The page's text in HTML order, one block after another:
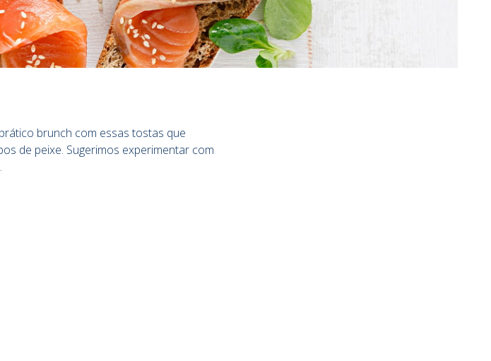
brunch com essas tostas que
de peixe. Sugerimos experimentar com